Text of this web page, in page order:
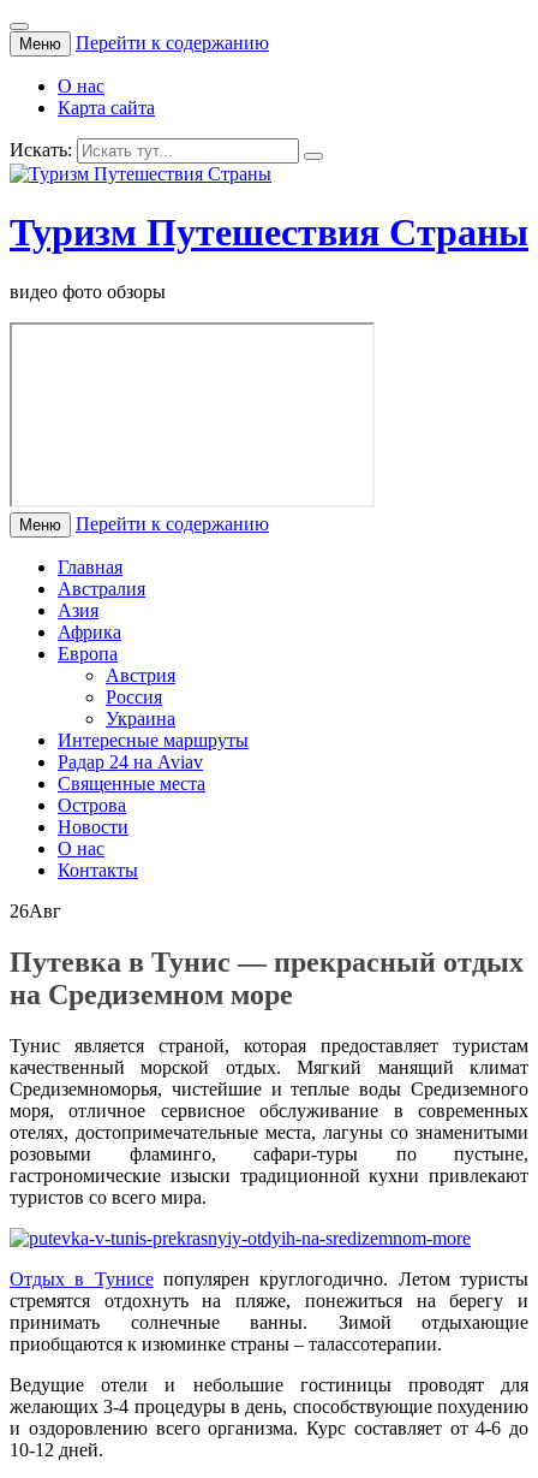
Меню Перейти к содержанию
О нас
Карта сайта
Искать:
Туризм Путешествия Страны
видео фото обзоры
Меню Перейти к содержанию
Главная
Австралия
Азия
Африка
Европа
Австрия
Россия
Украина
Интересные маршруты
Радар 24 на Aviav
Священные места
Острова
Новости
О нас
Контакты
26Авг
Путевка в Тунис — прекрасный отдых
на Средиземном море
Тунис является страной, которая предоставляет туристам
качественный морской отдых. Мягкий манящий климат
Средиземноморья, чистейшие и теплые воды Средиземного
моря, отличное сервисное обслуживание в современных
отелях, достопримечательные места, лагуны со знаменитыми
розовыми фламинго, сафари-туры по пустыне,
гастрономические изыски традиционной кухни привлекают
туристов со всего мира.
Отдых в Тунисепопулярен круглогодично. Летом туристы
стремятся отдохнуть на пляже, понежиться на берегу и
принимать солнечные ванны. Зимой отдыхающие
приобщаются к изюминке страны – талассотерапии.
Ведущие отели и небольшие гостиницы проводят для
желающих 3-4 процедуры в день, способствующие похудению
и оздоровлению всего организма. Курс составляет от 4-6 до
10-12 дней.